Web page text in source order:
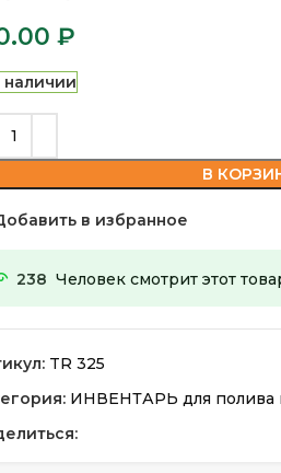
₽
наличии
В
в избранное
238 Человек смотрит этот
TR 325
ИНВЕНТАРЬ для полива